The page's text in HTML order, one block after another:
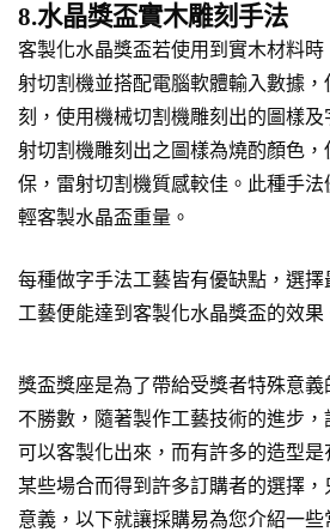
8.水晶獎盃實木雕刻手法
客製化水晶獎盃若使用到實木材料
射切割機並搭配電腦軟體輸入數據
刻，使用機械切割機雕刻出的圖樣
射切割機雕刻出之圖樣為燒酌顏色
保，雷射切割機質感較佳。此種手
輕客製水晶盃重量。
每種做字手法工藝皆有優缺點，選
工藝便能達到客製化水晶獎盃的效果
獎盃獎座是為了帶給受獎者特殊意
不勝數，隨著製作工藝技術的進步
可以客製化出來，而有許多的造型
某些場合而得到許多訂購者的選擇
意義，以下就讓採購易為您介紹一